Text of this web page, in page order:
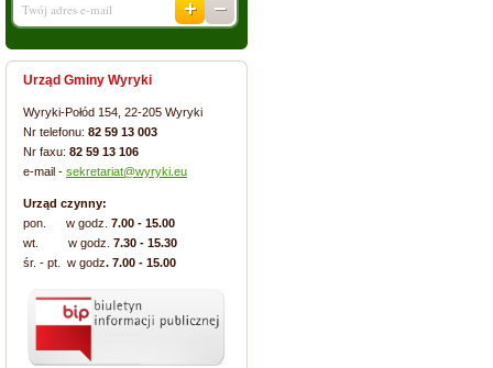
Urząd Gminy Wyryki
Wyryki-Połód 154, 22-205 Wyryki
Nr telefonu: 82 59 13 003
Nr faxu: 82 59 13 106
e-mail - sekretariat@wyryki.eu
Urząd czynny:
pon. w godz. 7.00 - 15.00
wt. w godz. 7.30 - 15.30
śr. - pt. w godz. 7.00 - 15.00